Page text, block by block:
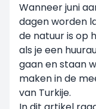
Wanneer juni
dagen worden
de natuur is op
als je een
gaan en staan
maken in de
van Turkije.